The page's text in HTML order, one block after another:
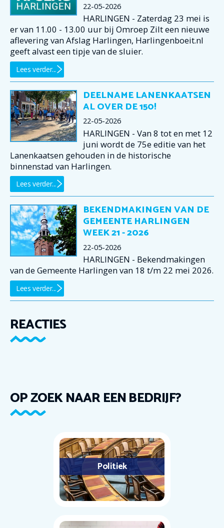
22-05-2026
HARLINGEN - Zaterdag 23 mei is
er van 11.00 - 13.00 uur bij Omroep Zilt een nieuwe
aflevering van Afslag Harlingen, Harlingenboeit.nl
geeft alvast een tipje van de sluier.
Lees verder...
DEELNAME LANENKAATSEN
AL OVER DE 150!
22-05-2026
HARLINGEN - Van 8 tot en met 12
juni wordt de 75e editie van het
Lanenkaatsen gehouden in de historische
binnenstad van Harlingen.
Lees verder...
BEKENDMAKINGEN VAN DE
GEMEENTE HARLINGEN
WEEK 21 - 2026
22-05-2026
HARLINGEN - Bekendmakingen
van de Gemeente Harlingen van 18 t/m 22 mei 2026.
Lees verder...
REACTIES
OP ZOEK NAAR EEN BEDRIJF?
Politiek